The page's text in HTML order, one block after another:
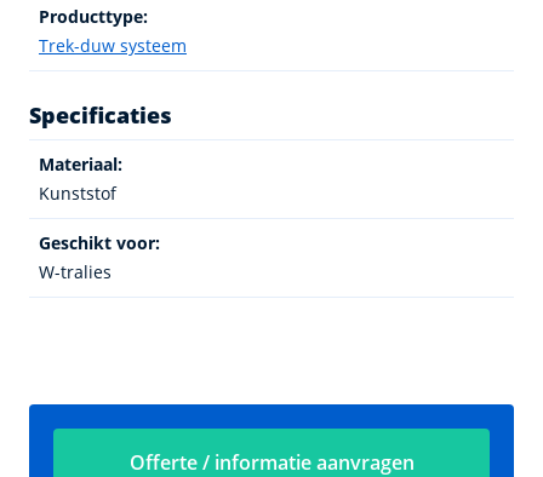
Producttype:
Trek-duw systeem
Specificaties
Materiaal:
Kunststof
Geschikt voor:
W-tralies
Offerte / informatie aanvragen